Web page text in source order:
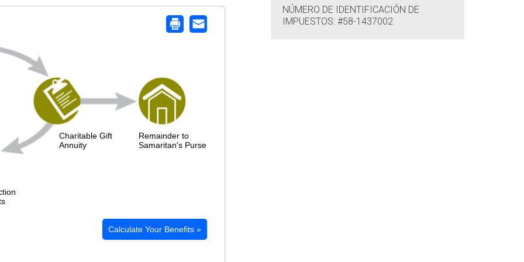
NÚMERO DE IDENTIFICACIÓN DE
IMPUESTOS: #58-1437002